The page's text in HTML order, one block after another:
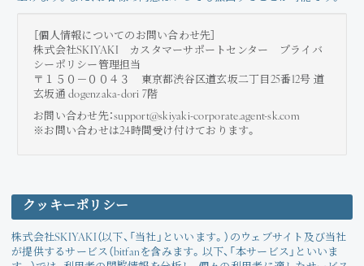
［個人情報についてのお問い合わせ先］
株式会社SKIYAKI カスタマーサポートセンター プライバ
シーポリシー管理担当
〒１５０－００４３ 東京都渋谷区道玄坂二丁目25番12号 道
玄坂通 dogenzaka-dori 7階
お問い合わせ先：support@skiyaki-corporate.agent-sk.com
※お問い合わせは24時間受け付けております。
クッキーポリシー
株式会社SKIYAKI（以下、「当社」といいます。）のウェブサイト及び当社
が提供するサービス（bitfanを含みます。以下、「本サービス」といいま